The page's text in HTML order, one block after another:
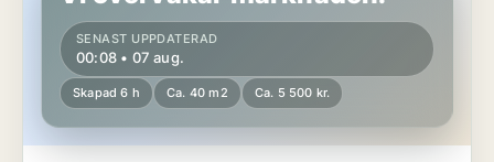
SENAST UPPDATERAD
00:08 • 07 aug.
Skapad 6 h Ca. 40 m2 Ca. 5 500 kr.